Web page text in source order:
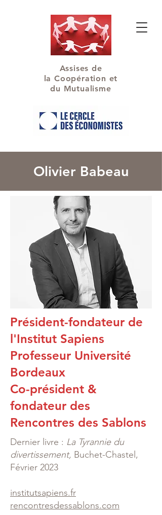
Assises de
la Coopération et
du Mutualisme
Olivier Babeau
Président-fondateur de
l'Institut Sapiens
Professeur Université
Bordeaux
Co-président &
fondateur des
Rencontres des Sablons
Dernier livre : La Tyrannie du
divertissement, Buchet-Chastel,
Février 2023
institutsapiens.fr
rencontresdessablons.com